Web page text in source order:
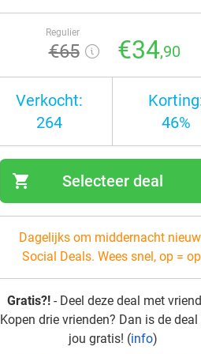
Regulier
€65 €34,90
Verkocht:
264
46%
shopping_cart Selecteer deal
Dagelijks om middernacht
Social Deals. Wees snel, op =
Gratis?! - Deel deze deal met
Kopen drie vrienden? Dan is de
jou gratis! (info)